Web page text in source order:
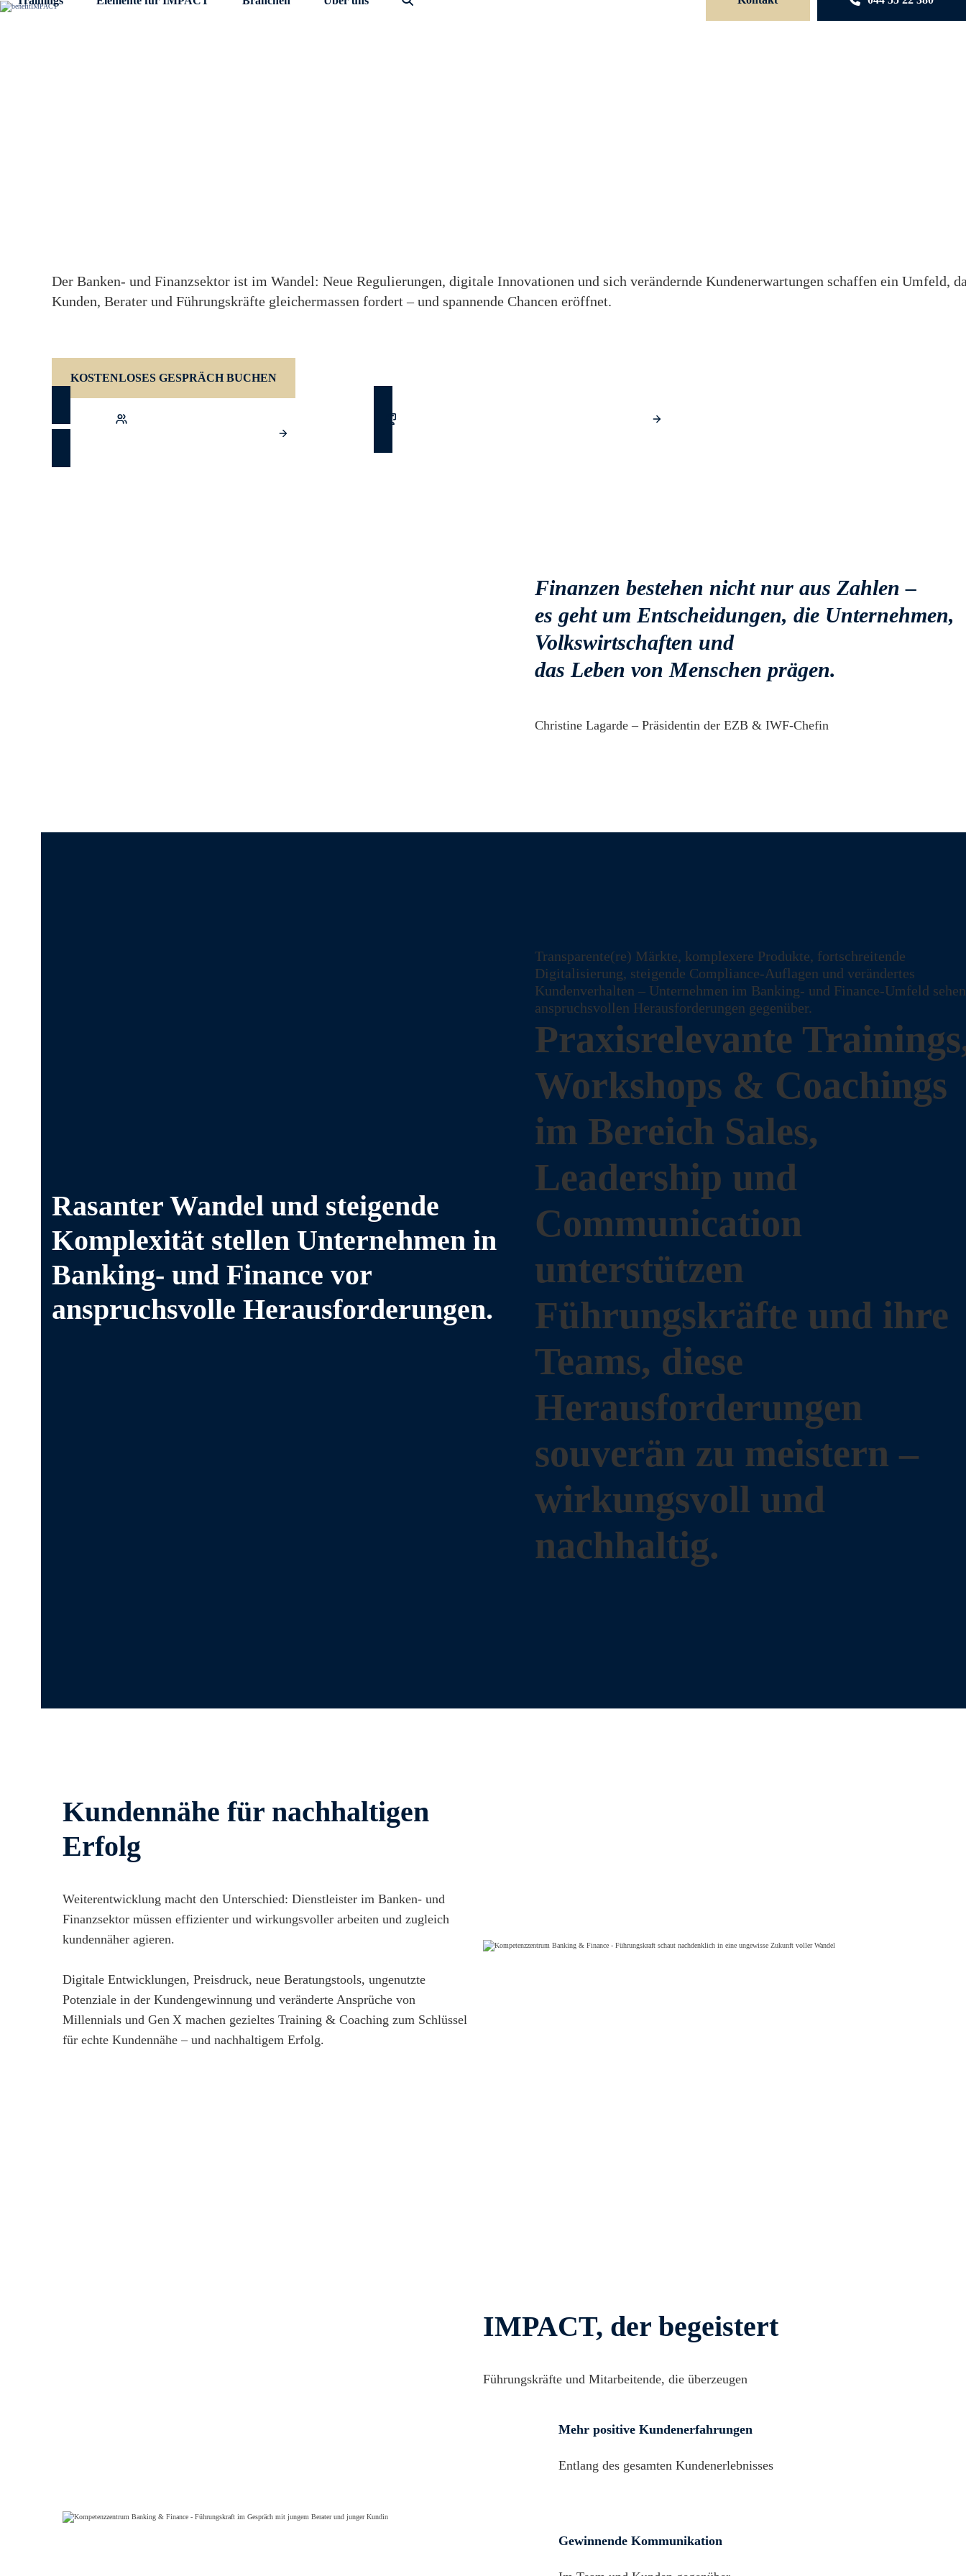
Skip
Der Banken- und Finanzsektor ist im Wandel: Neue Regulierungen, digitale Innovationen und sich verändernde Kundenerwartungen schaffen ein Umfeld,
Kunden, Berater und Führungskräfte gleichermassen fordert – und spannende Chancen eröffnet.
KOSTENLOSES GESPRÄCH BUCHEN
Finanzen bestehen nicht nur aus Zahlen –
es geht um Entscheidungen, die Unternehmen,
Volkswirtschaften und
das Leben von Menschen prägen.
Christine Lagarde – Präsidentin der EZB & IWF‑Chefin
Rasanter Wandel und steigende
Komplexität stellen Unternehmen in
Banking‑ und Finance vor
anspruchsvolle Herausforderungen.
Transparente(re) Märkte, komplexere Produkte, fortschreitende
Digitalisierung, steigende Compliance‑Auflagen und verändertes
Kundenverhalten – Unternehmen im Banking‑ und Finance‑Umfeld
anspruchsvollen Herausforderungen gegenüber.
Praxisrelevante
Workshops & Coachings
im Bereich Sales,
Leadership und
Communication
unterstützen
Führungskräfte und ihre
Teams, diese
Herausforderungen
souverän zu meistern –
wirkungsvoll und
nachhaltig.
Kundennähe für nachhaltigen
Erfolg
Weiterentwicklung macht den Unterschied: Dienstleister im Banken- und
Finanzsektor müssen effizienter und wirkungsvoller arbeiten und zugleich
kundennäher agieren.
Digitale Entwicklungen, Preisdruck, neue Beratungstools, ungenutzte
Potenziale in der Kundengewinnung und veränderte Ansprüche von
Millennials und Gen X machen gezieltes Training & Coaching zum Schlüssel
für echte Kundennähe – und nachhaltigem Erfolg.
IMPACT, der begeistert
Führungskräfte und Mitarbeitende, die überzeugen
Mehr positive Kundenerfahrungen
Entlang des gesamten Kundenerlebnisses
Gewinnende Kommunikation